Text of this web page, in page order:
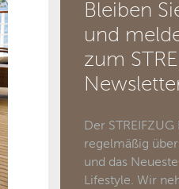
Bleiben
und
zum
Der
regelmäßig
und das
Lifestyle. Wir